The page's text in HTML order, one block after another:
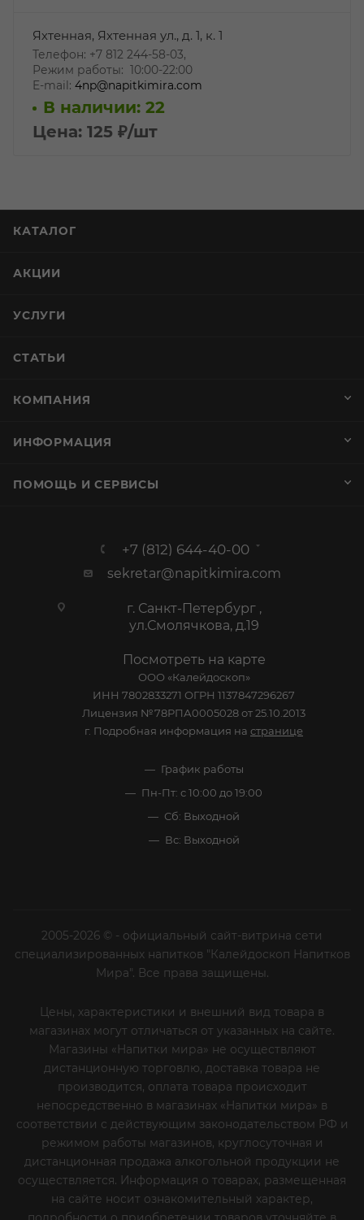
Яхтенная, Яхтенная ул., д. 1, к. 1
Телефон: +7 812 244-58-03,
Режим работы: 10:00-22:00
E-mail: 4np@napitkimira.com
В наличии: 22
Цена: 125 ₽/шт
КАТАЛОГ
АКЦИИ
УСЛУГИ
СТАТЬИ
КОМПАНИЯ
ИНФОРМАЦИЯ
ПОМОЩЬ И СЕРВИСЫ
+7 (812) 644-40-00
sekretar@napitkimira.com
г. Санкт-Петербург ,
ул.Смолячкова, д.19
Посмотреть на карте
ООО «Калейдоскоп»
ИНН 7802833271 ОГРН 1137847296267
Лицензия №78РПА0005028 от 25.10.2013
г. Подробная информация на странице
График работы
Пн-Пт: с 10:00 до 19:00
Сб: Выходной
Вс: Выходной
2005-2026 © - официальный сайт-витрина сети
специализированных напитков "Калейдоскоп Напитков
Мира". Все права защищены.
Цены, характеристики и внешний вид товара в
магазинах могут отличаться от указанных на сайте.
Магазины «Напитки мира» не осуществляют
дистанционную торговлю, доставка товара не
производится, оплата товара происходит
непосредственно в магазинах «Напитки мира» в
соответствии с действующим законодательством РФ и
режимом работы магазинов, круглосуточная и
дистанционная продажа алкогольной продукции не
осуществляется. Информация о товарах, размещенная
на сайте носит ознакомительный характер,